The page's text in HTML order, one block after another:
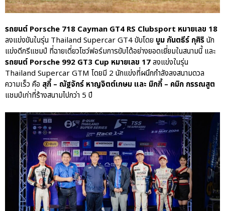
Porsche สู่ Central Northville ใน
งาน AAS Roadshow พร้อมข้อ
เสนอพิเศษ Mid-Year 2026
เบนท์ลีย์ แบงค็อก ส่งมอบองค์
ความรู้การขับขี่รถยนต์เบนท์ลีย์
อย่างปลอดภัยในงาน
Extraordinary Chauffeur
Training 2026
ผ่าน The Big Screen Speed: AAS
Motorsport Live Experience
aas
AAS Corp
AAS Motorsport
รถยนต์ Porsche 718 Cayman GT4 RS Clubsport หมายเลข 18
ลงแข่งขันในรุ่น Thailand Supercar GT4 ขับโดย บูม กันตธีร์ กุศิรินัก
แข่งดีกรีแชมป์ ที่ฉายเดี่ยวโชว์ฟอร์มการขับได้อย่างยอดเยี่ยมในสนามนี้ และ
รถยนต์ Porsche 992 GT3 Cup หมายเลข 17ลงแข่งในรุ่น
Thailand Supercar GTM โดยมี 2 นักแข่งที่ผนึกกำลังลงสนามดวล
ความเร็ว คือ สุกี้ – ณัฐจักร์ หาญจิตต์เกษม และ มิกกี้ – คมิก กรรณสูต
แชมป์เก่าที่ร้างสนามไปกว่า 5 ปี